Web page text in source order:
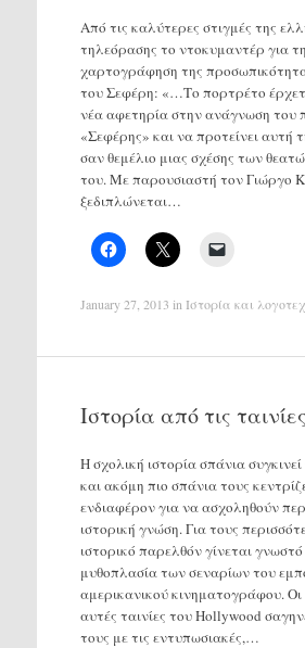
Από τις καλύτερες στιγμές της
τηλεόρασης το ντοκυμαντέρ για τη
χαρτογράφηση της
του Σεφέρη: «…Το πορτρέτο
νέα αφετηρία στην ανάγνωση του
«Σεφέρης» και να προτείνει αυτή
σαν θεμέλιο μιας σχέσης των
του. Με παρουσιαστή τον Γιώργο
ξεδιπλώνεται…
January 27, 2013 in Ιστορία και
Ιστορία από τις
Η σχολική ιστορία σπάνια
και ακόμη πιο σπάνια τους
ενδιαφέρον για να ασχοληθούν
ιστορική γνώση. Για τους
ιστορικό παρελθόν γίνεται
μυθοπλασία των σεναρίων του
αμερικανικού κινηματογράφου. Οι
αυτές ταινίες του Hollywood
τους με τις εντυπωσιακές,…